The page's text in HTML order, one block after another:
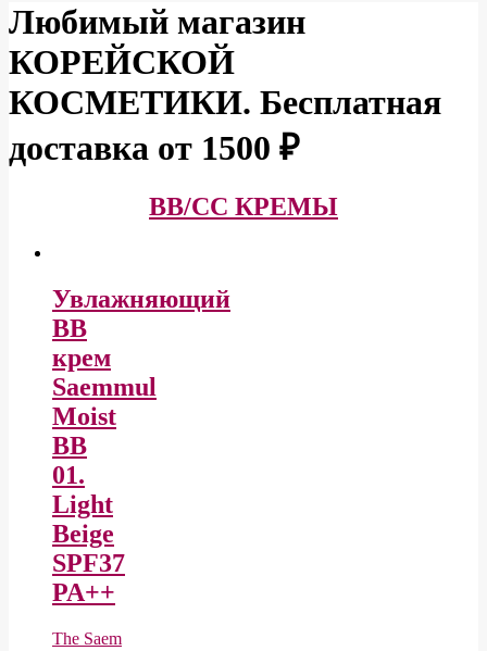
Любимый магазин
КОРЕЙСКОЙ
КОСМЕТИКИ. Бесплатная
доставка от 1500 ₽
BB/CC КРЕМЫ
Увлажняющий
BB
крем
Saemmul
Moist
BB
01.
Light
Beige
SPF37
PA++
The Saem